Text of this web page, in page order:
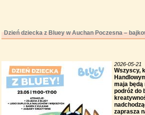
Dzień dziecka z Bluey w Auchan Poczesna –
2026-05-21
Wszyscy,
maja będą
podróż do
zaprasza